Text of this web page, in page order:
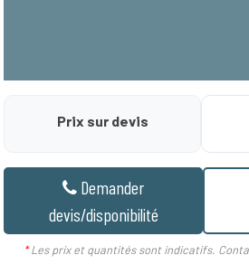
Prix sur devis
Demander
devis/disponibilité
*Les prix et quantités sont indicatifs.